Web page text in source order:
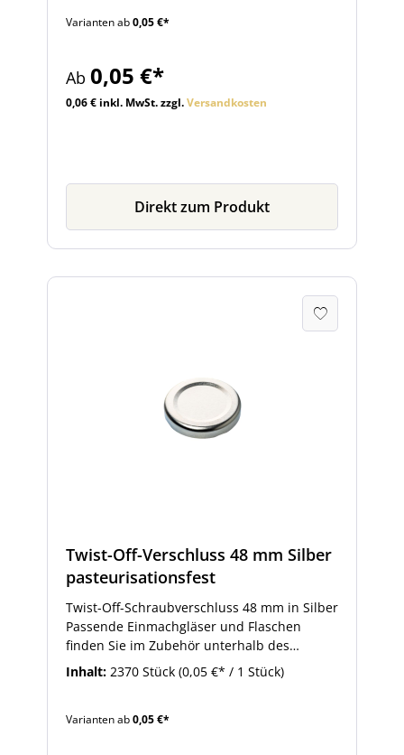
Milchflaschen aus unserem Sortiment.
Zubehörbereich des Artikels.
Varianten ab0,05 €*
Ab 0,05 €*
0,06 € inkl. MwSt. zzgl.Versandkosten
Direkt zum Produkt
Twist-Off-Verschluss 48 mm Silber
pasteurisationsfest
Twist-Off-Schraubverschluss 48 mm in Silber
Passende Einmachgläser und Flaschen
finden Sie im Zubehör unterhalb des
Artikels.
Inhalt: 2370 Stück (0,05 €* / 1 Stück)
Varianten ab0,05 €*